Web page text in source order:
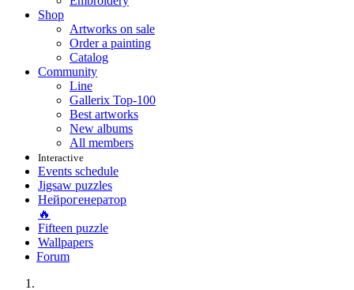
Shop
Artworks on sale
Order a painting
Catalog
Community
Line
Gallerix Top-100
Best artworks
New albums
All members
Interactive
Events schedule
Jigsaw puzzles
Нейрогенератор
🔥
Fifteen puzzle
Wallpapers
Forum